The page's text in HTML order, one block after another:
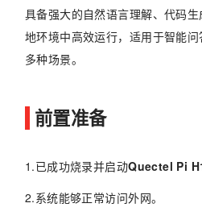
具备强大的自然语言理解、代码
地环境中高效运行，适用于智能
多种场景。
前置准备
1.已成功烧录并启动Quectel Pi
2.系统能够正常访问外网。